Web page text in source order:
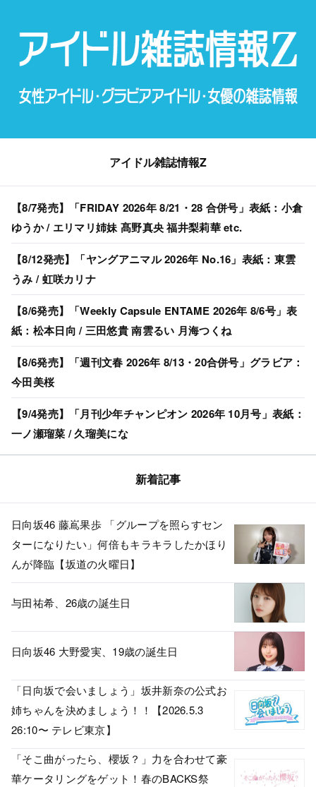
アイドル雑誌情報Z
【8/7発売】「FRIDAY 2026年 8/21・28 合併号」表紙：小倉
ゆうか / エリマリ姉妹 髙野真央 福井梨莉華 etc.
【8/12発売】「ヤングアニマル 2026年 No.16」表紙：東雲
うみ / 虹咲カリナ
【8/6発売】「Weekly Capsule ENTAME 2026年 8/6号」表
紙：松本日向 / 三田悠貴 南雲るい 月海つくね
【8/6発売】「週刊文春 2026年 8/13・20合併号」グラビア：
今田美桜
【9/4発売】「月刊少年チャンピオン 2026年 10月号」表紙：
一ノ瀬瑠菜 / 久瑠美にな
新着記事
日向坂46 藤嶌果歩 「グループを照らすセン
ターになりたい」何倍もキラキラしたかほり
んが降臨【坂道の火曜日】
与田祐希、26歳の誕生日
日向坂46 大野愛実、19歳の誕生日
「日向坂で会いましょう」坂井新奈の公式お
姉ちゃんを決めましょう！！【2026.5.3
26:10〜 テレビ東京】
「そこ曲がったら、櫻坂？」力を合わせて豪
華ケータリングをゲット！春のBACKS祭